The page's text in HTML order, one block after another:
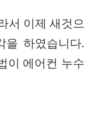
서 이제 새것으
을 하였습니다.
이 에어컨 누수